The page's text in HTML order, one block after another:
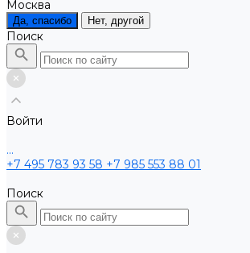
Москва
Да, спасибо Нет, другой
Поиск
Войти
...
+7 495 783 93 58 +7 985 553 88 01
Поиск